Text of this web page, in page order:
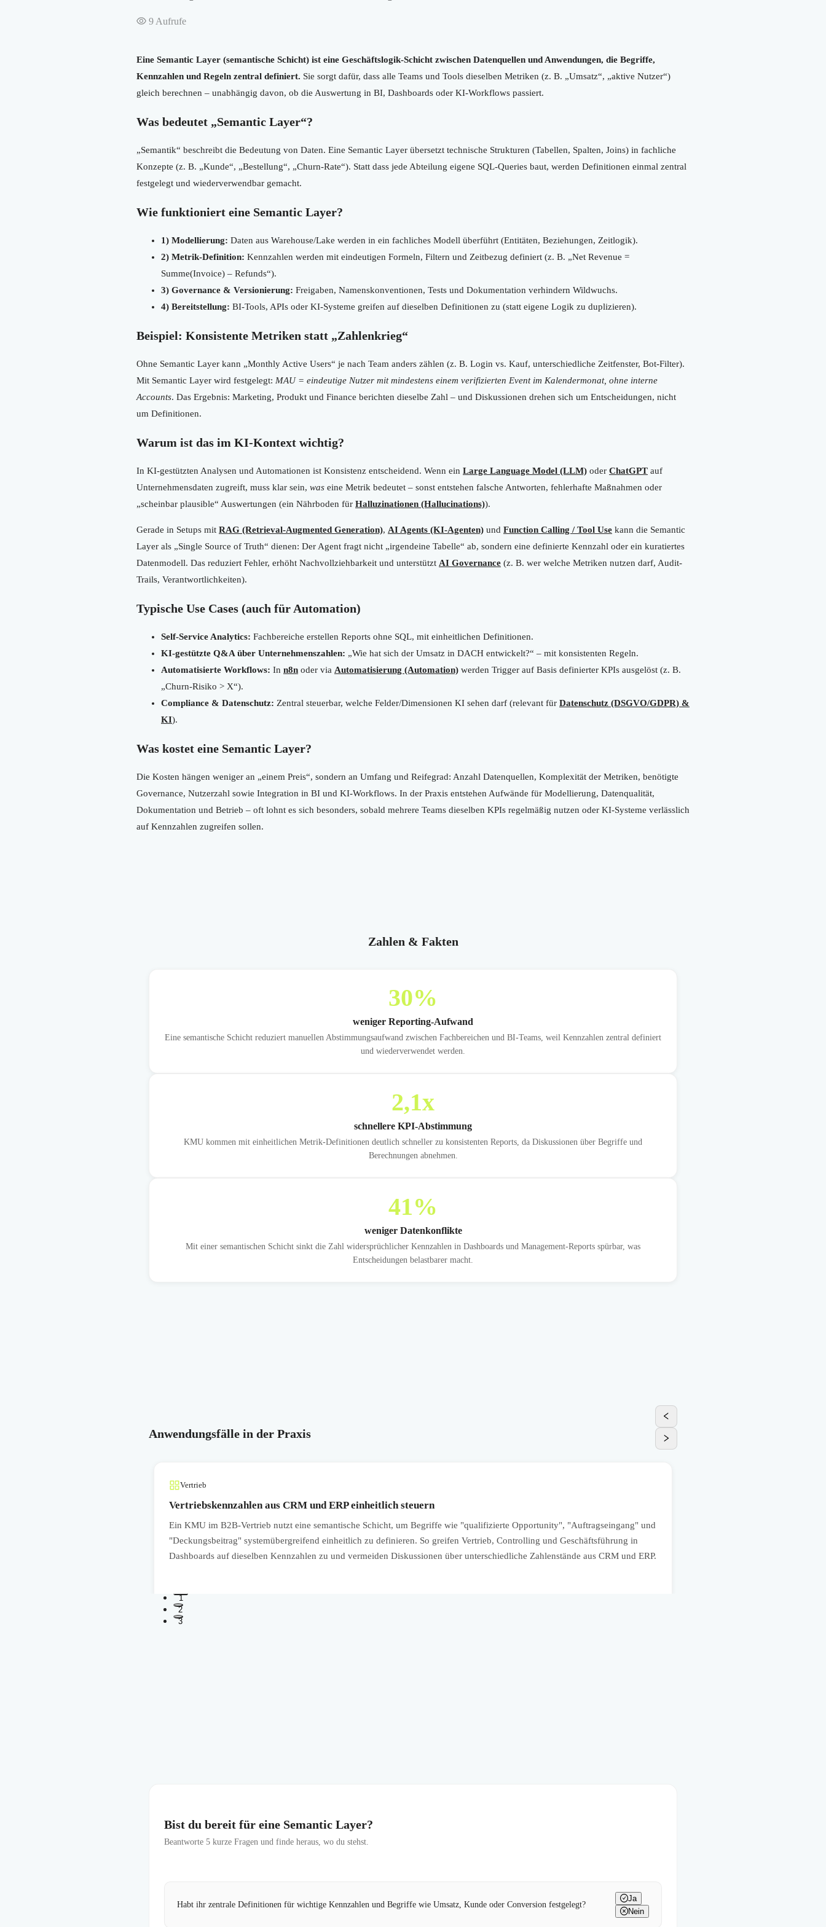
9 Aufrufe
Eine Semantic Layer (semantische Schicht) ist eine Geschäftslogik-Schicht zwischen Datenquellen und Anwendungen, die Begriffe,
Kennzahlen und Regeln zentral definiert. Sie sorgt dafür, dass alle Teams und Tools dieselben Metriken (z. B. „Umsatz“, „aktive Nutzer“)
gleich berechnen – unabhängig davon, ob die Auswertung in BI, Dashboards oder KI-Workflows passiert.
Was bedeutet „Semantic Layer“?
„Semantik“ beschreibt die Bedeutung von Daten. Eine Semantic Layer übersetzt technische Strukturen (Tabellen, Spalten, Joins) in fachliche
Konzepte (z. B. „Kunde“, „Bestellung“, „Churn-Rate“). Statt dass jede Abteilung eigene SQL-Queries baut, werden Definitionen einmal zentral
festgelegt und wiederverwendbar gemacht.
Wie funktioniert eine Semantic Layer?
1) Modellierung: Daten aus Warehouse/Lake werden in ein fachliches Modell überführt (Entitäten, Beziehungen, Zeitlogik).
2) Metrik-Definition: Kennzahlen werden mit eindeutigen Formeln, Filtern und Zeitbezug definiert (z. B. „Net Revenue =
Summe(Invoice) – Refunds“).
3) Governance & Versionierung: Freigaben, Namenskonventionen, Tests und Dokumentation verhindern Wildwuchs.
4) Bereitstellung: BI-Tools, APIs oder KI-Systeme greifen auf dieselben Definitionen zu (statt eigene Logik zu duplizieren).
Beispiel: Konsistente Metriken statt „Zahlenkrieg“
Ohne Semantic Layer kann „Monthly Active Users“ je nach Team anders zählen (z. B. Login vs. Kauf, unterschiedliche Zeitfenster, Bot-Filter).
Mit Semantic Layer wird festgelegt: MAU = eindeutige Nutzer mit mindestens einem verifizierten Event im Kalendermonat, ohne interne
Accounts. Das Ergebnis: Marketing, Produkt und Finance berichten dieselbe Zahl – und Diskussionen drehen sich um Entscheidungen, nicht
um Definitionen.
Warum ist das im KI-Kontext wichtig?
In KI-gestützten Analysen und Automationen ist Konsistenz entscheidend. Wenn ein Large Language Model (LLM) oder ChatGPT auf
Unternehmensdaten zugreift, muss klar sein, was eine Metrik bedeutet – sonst entstehen falsche Antworten, fehlerhafte Maßnahmen oder
„scheinbar plausible“ Auswertungen (ein Nährboden für Halluzinationen (Hallucinations)).
Gerade in Setups mit RAG (Retrieval-Augmented Generation), AI Agents (KI-Agenten) und Function Calling / Tool Use kann die Semantic
Layer als „Single Source of Truth“ dienen: Der Agent fragt nicht „irgendeine Tabelle“ ab, sondern eine definierte Kennzahl oder ein kuratiertes
Datenmodell. Das reduziert Fehler, erhöht Nachvollziehbarkeit und unterstützt AI Governance (z. B. wer welche Metriken nutzen darf, Audit-
Trails, Verantwortlichkeiten).
Typische Use Cases (auch für Automation)
Self-Service Analytics: Fachbereiche erstellen Reports ohne SQL, mit einheitlichen Definitionen.
KI-gestützte Q&A über Unternehmenszahlen: „Wie hat sich der Umsatz in DACH entwickelt?“ – mit konsistenten Regeln.
Automatisierte Workflows: In n8n oder via Automatisierung (Automation) werden Trigger auf Basis definierter KPIs ausgelöst (z. B.
„Churn-Risiko > X“).
Compliance & Datenschutz: Zentral steuerbar, welche Felder/Dimensionen KI sehen darf (relevant für Datenschutz (DSGVO/GDPR) &
KI).
Was kostet eine Semantic Layer?
Die Kosten hängen weniger an „einem Preis“, sondern an Umfang und Reifegrad: Anzahl Datenquellen, Komplexität der Metriken, benötigte
Governance, Nutzerzahl sowie Integration in BI und KI-Workflows. In der Praxis entstehen Aufwände für Modellierung, Datenqualität,
Dokumentation und Betrieb – oft lohnt es sich besonders, sobald mehrere Teams dieselben KPIs regelmäßig nutzen oder KI-Systeme verlässlich
auf Kennzahlen zugreifen sollen.
Zahlen & Fakten
30%
weniger Reporting-Aufwand
Eine semantische Schicht reduziert manuellen Abstimmungsaufwand zwischen Fachbereichen und BI-Teams, weil Kennzahlen zentral definiert
und wiederverwendet werden.
2,1x
schnellere KPI-Abstimmung
KMU kommen mit einheitlichen Metrik-Definitionen deutlich schneller zu konsistenten Reports, da Diskussionen über Begriffe und
Berechnungen abnehmen.
41%
weniger Datenkonflikte
Mit einer semantischen Schicht sinkt die Zahl widersprüchlicher Kennzahlen in Dashboards und Management-Reports spürbar, was
Entscheidungen belastbarer macht.
Anwendungsfälle in der Praxis
Vertrieb
Vertriebskennzahlen aus CRM und ERP einheitlich steuern
Ein KMU im B2B-Vertrieb nutzt eine semantische Schicht, um Begriffe wie "qualifizierte Opportunity", "Auftragseingang" und
"Deckungsbeitrag" systemübergreifend einheitlich zu definieren. So greifen Vertrieb, Controlling und Geschäftsführung in
Dashboards auf dieselben Kennzahlen zu und vermeiden Diskussionen über unterschiedliche Zahlenstände aus CRM und ERP.
1
2
3
Bist du bereit für eine Semantic Layer?
Beantworte 5 kurze Fragen und finde heraus, wo du stehst.
Habt ihr zentrale Definitionen für wichtige Kennzahlen und Begriffe wie Umsatz, Kunde oder Conversion festgelegt?
Ja
Nein